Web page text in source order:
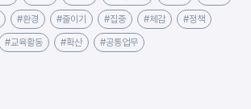
#환경 #줄이기 #집중 #체감 #정책
#교육활동 #확산 #공통업무